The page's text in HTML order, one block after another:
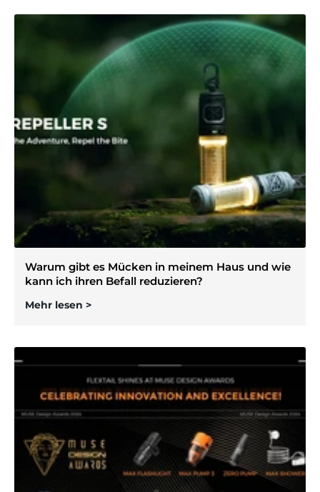
Warum gibt es Mücken in meinem Haus und wie
kann ich ihren Befall reduzieren?
Mehr lesen >